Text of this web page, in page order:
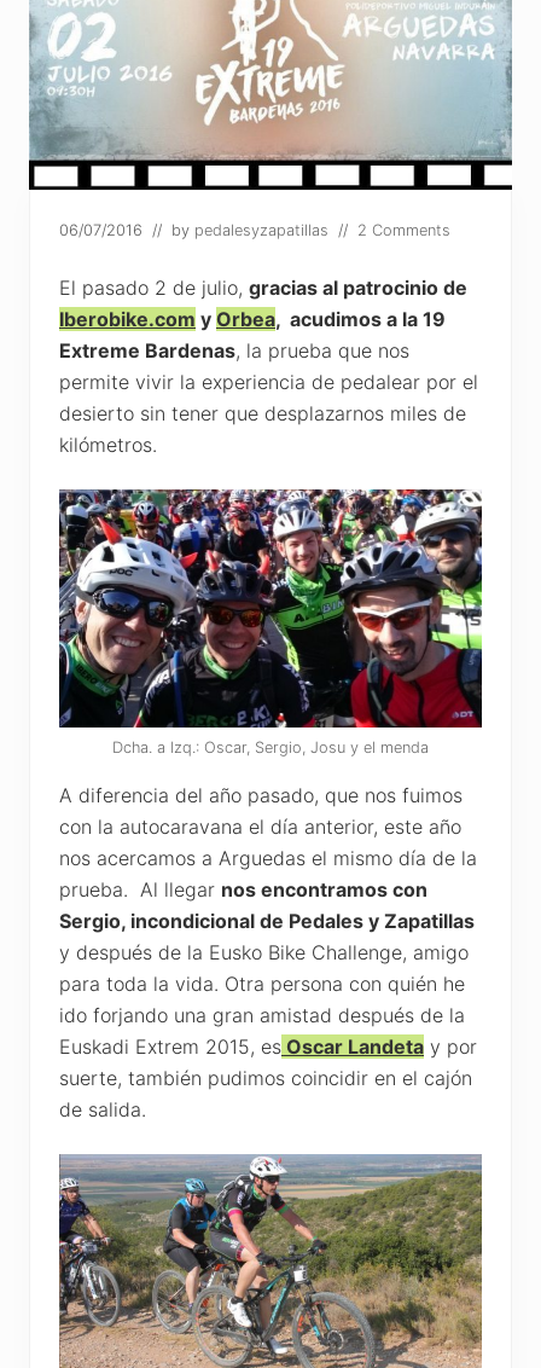
06/07/2016 // by pedalesyzapatillas // 2 Comments
El pasado 2 de julio, gracias al patrocinio de
Iberobike.com y Orbea, acudimos a la 19
Extreme Bardenas, la prueba que nos
permite vivir la experiencia de pedalear por el
desierto sin tener que desplazarnos miles de
kilómetros.
Dcha. a Izq.: Oscar, Sergio, Josu y el menda
A diferencia del año pasado, que nos fuimos
con la autocaravana el día anterior, este año
nos acercamos a Arguedas el mismo día de la
prueba. Al llegar nos encontramos con
Sergio, incondicional de Pedales y Zapatillas
y después de la Eusko Bike Challenge, amigo
para toda la vida. Otra persona con quién he
ido forjando una gran amistad después de la
Euskadi Extrem 2015, es Oscar Landeta y por
suerte, también pudimos coincidir en el cajón
de salida.